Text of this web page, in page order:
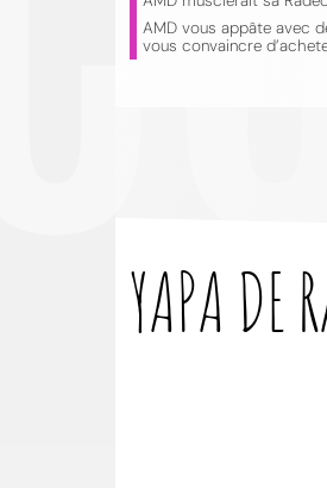
AMD vous appâte avec
vous convaincre
YAPA DE